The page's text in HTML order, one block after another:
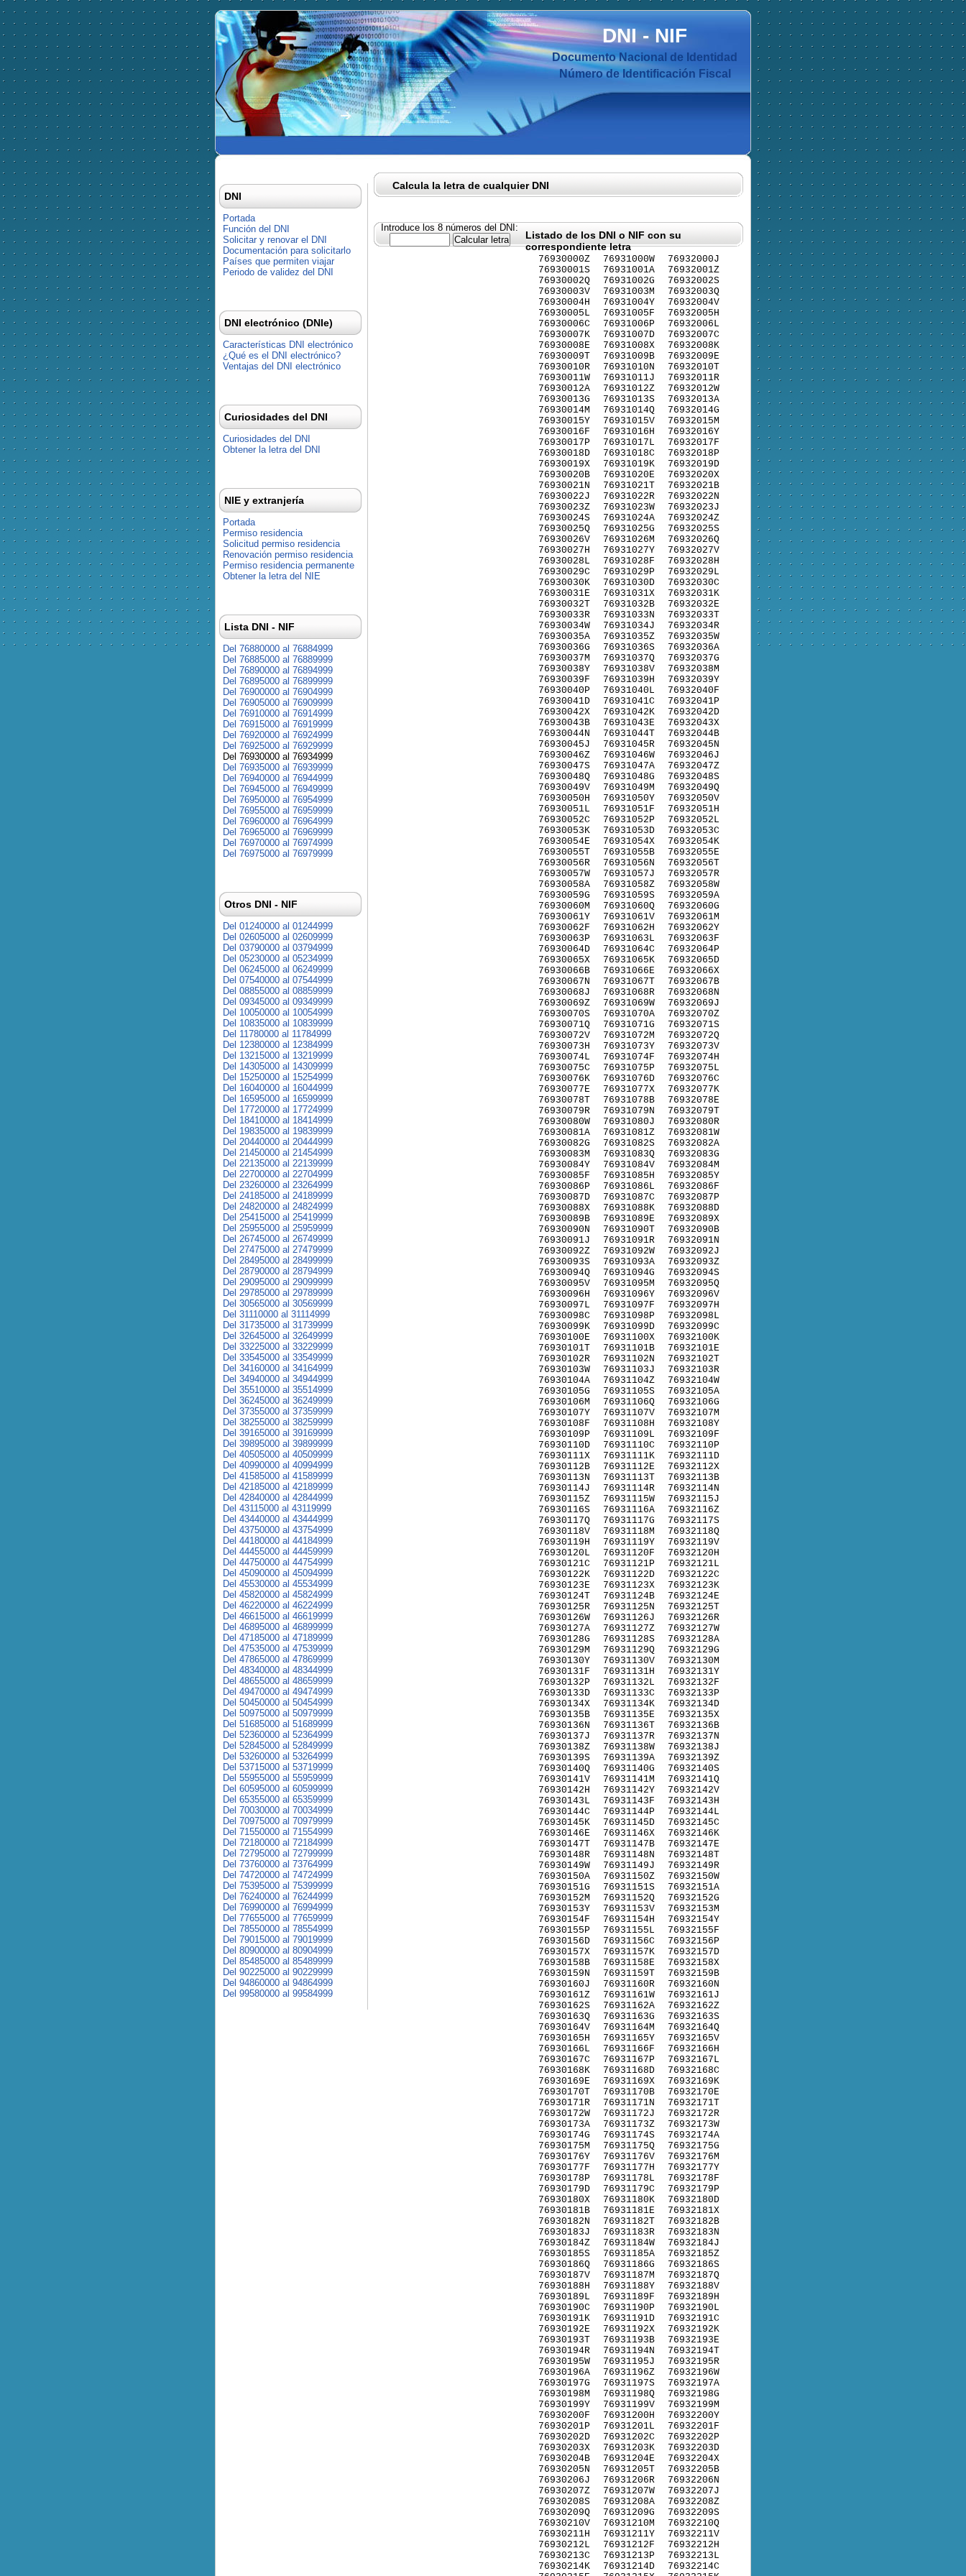
DNI-NIF
Documento Nacional de Identidad
Número de Identificación Fiscal
Calcula la letra de cualquier DNI
Introduce los 8 números del DNI:
Listado de los DNI o NIF con su
correspondiente letra
76930000Z
76930001S
76930002Q
76930003V
76930004H
76930005L
76930006C
76930007K
76930008E
76930009T
76930010R
76930011W
76930012A
76930013G
76930014M
76930015Y
76930016F
76930017P
76930018D
76930019X
76930020B
76930021N
76930022J
76930023Z
76930024S
76930025Q
76930026V
76930027H
76930028L
76930029C
76930030K
76930031E
76930032T
76930033R
76930034W
76930035A
76930036G
76930037M
76930038Y
76930039F
76930040P
76930041D
76930042X
76930043B
76930044N
76930045J
76930046Z
76930047S
76930048Q
76930049V
76930050H
76930051L
76930052C
76930053K
76930054E
76930055T
76930056R
76930057W
76930058A
76930059G
76930060M
76930061Y
76930062F
76930063P
76930064D
76930065X
76930066B
76930067N
76930068J
76930069Z
76930070S
76930071Q
76930072V
76930073H
76930074L
76930075C
76930076K
76930077E
76930078T
76930079R
76930080W
76930081A
76930082G
76930083M
76930084Y
76930085F
76930086P
76930087D
76930088X
76930089B
76930090N
76930091J
76930092Z
76930093S
76930094Q
76930095V
76930096H
76930097L
76930098C
76930099K
76930100E
76930101T
76930102R
76930103W
76930104A
76930105G
76930106M
76930107Y
76930108F
76930109P
76930110D
76930111X
76930112B
76930113N
76930114J
76930115Z
76930116S
76930117Q
76930118V
76930119H
76930120L
76930121C
76930122K
76930123E
76930124T
76930125R
76930126W
76930127A
76930128G
76930129M
76930130Y
76930131F
76930132P
76930133D
76930134X
76930135B
76930136N
76930137J
76930138Z
76930139S
76930140Q
76930141V
76930142H
76930143L
76930144C
76930145K
76930146E
76930147T
76930148R
76930149W
76930150A
76930151G
76930152M
76930153Y
76930154F
76930155P
76930156D
76930157X
76930158B
76930159N
76930160J
76930161Z
76930162S
76930163Q
76930164V
76930165H
76930166L
76930167C
76930168K
76930169E
76930170T
76930171R
76930172W
76930173A
76930174G
76930175M
76930176Y
76930177F
76930178P
76930179D
76930180X
76930181B
76930182N
76930183J
76930184Z
76930185S
76930186Q
76930187V
76930188H
76930189L
76930190C
76930191K
76930192E
76930193T
76930194R
76930195W
76930196A
76930197G
76930198M
76930199Y
76930200F
76930201P
76930202D
76930203X
76930204B
76930205N
76930206J
76930207Z
76930208S
76930209Q
76930210V
76930211H
76930212L
76930213C
76930214K
76931000W
76931001A
76931002G
76931003M
76931004Y
76931005F
76931006P
76931007D
76931008X
76931009B
76931010N
76931011J
76931012Z
76931013S
76931014Q
76931015V
76931016H
76931017L
76931018C
76931019K
76931020E
76931021T
76931022R
76931023W
76931024A
76931025G
76931026M
76931027Y
76931028F
76931029P
76931030D
76931031X
76931032B
76931033N
76931034J
76931035Z
76931036S
76931037Q
76931038V
76931039H
76931040L
76931041C
76931042K
76931043E
76931044T
76931045R
76931046W
76931047A
76931048G
76931049M
76931050Y
76931051F
76931052P
76931053D
76931054X
76931055B
76931056N
76931057J
76931058Z
76931059S
76931060Q
76931061V
76931062H
76931063L
76931064C
76931065K
76931066E
76931067T
76931068R
76931069W
76931070A
76931071G
76931072M
76931073Y
76931074F
76931075P
76931076D
76931077X
76931078B
76931079N
76931080J
76931081Z
76931082S
76931083Q
76931084V
76931085H
76931086L
76931087C
76931088K
76931089E
76931090T
76931091R
76931092W
76931093A
76931094G
76931095M
76931096Y
76931097F
76931098P
76931099D
76931100X
76931101B
76931102N
76931103J
76931104Z
76931105S
76931106Q
76931107V
76931108H
76931109L
76931110C
76931111K
76931112E
76931113T
76931114R
76931115W
76931116A
76931117G
76931118M
76931119Y
76931120F
76931121P
76931122D
76931123X
76931124B
76931125N
76931126J
76931127Z
76931128S
76931129Q
76931130V
76931131H
76931132L
76931133C
76931134K
76931135E
76931136T
76931137R
76931138W
76931139A
76931140G
76931141M
76931142Y
76931143F
76931144P
76931145D
76931146X
76931147B
76931148N
76931149J
76931150Z
76931151S
76931152Q
76931153V
76931154H
76931155L
76931156C
76931157K
76931158E
76931159T
76931160R
76931161W
76931162A
76931163G
76931164M
76931165Y
76931166F
76931167P
76931168D
76931169X
76931170B
76931171N
76931172J
76931173Z
76931174S
76931175Q
76931176V
76931177H
76931178L
76931179C
76931180K
76931181E
76931182T
76931183R
76931184W
76931185A
76931186G
76931187M
76931188Y
76931189F
76931190P
76931191D
76931192X
76931193B
76931194N
76931195J
76931196Z
76931197S
76931198Q
76931199V
76931200H
76931201L
76931202C
76931203K
76931204E
76931205T
76931206R
76931207W
76931208A
76931209G
76931210M
76931211Y
76931212F
76931213P
76931214D
76932000J
76932001Z
76932002S
76932003Q
76932004V
76932005H
76932006L
76932007C
76932008K
76932009E
76932010T
76932011R
76932012W
76932013A
76932014G
76932015M
76932016Y
76932017F
76932018P
76932019D
76932020X
76932021B
76932022N
76932023J
76932024Z
76932025S
76932026Q
76932027V
76932028H
76932029L
76932030C
76932031K
76932032E
76932033T
76932034R
76932035W
76932036A
76932037G
76932038M
76932039Y
76932040F
76932041P
76932042D
76932043X
76932044B
76932045N
76932046J
76932047Z
76932048S
76932049Q
76932050V
76932051H
76932052L
76932053C
76932054K
76932055E
76932056T
76932057R
76932058W
76932059A
76932060G
76932061M
76932062Y
76932063F
76932064P
76932065D
76932066X
76932067B
76932068N
76932069J
76932070Z
76932071S
76932072Q
76932073V
76932074H
76932075L
76932076C
76932077K
76932078E
76932079T
76932080R
76932081W
76932082A
76932083G
76932084M
76932085Y
76932086F
76932087P
76932088D
76932089X
76932090B
76932091N
76932092J
76932093Z
76932094S
76932095Q
76932096V
76932097H
76932098L
76932099C
76932100K
76932101E
76932102T
76932103R
76932104W
76932105A
76932106G
76932107M
76932108Y
76932109F
76932110P
76932111D
76932112X
76932113B
76932114N
76932115J
76932116Z
76932117S
76932118Q
76932119V
76932120H
76932121L
76932122C
76932123K
76932124E
76932125T
76932126R
76932127W
76932128A
76932129G
76932130M
76932131Y
76932132F
76932133P
76932134D
76932135X
76932136B
76932137N
76932138J
76932139Z
76932140S
76932141Q
76932142V
76932143H
76932144L
76932145C
76932146K
76932147E
76932148T
76932149R
76932150W
76932151A
76932152G
76932153M
76932154Y
76932155F
76932156P
76932157D
76932158X
76932159B
76932160N
76932161J
76932162Z
76932163S
76932164Q
76932165V
76932166H
76932167L
76932168C
76932169K
76932170E
76932171T
76932172R
76932173W
76932174A
76932175G
76932176M
76932177Y
76932178F
76932179P
76932180D
76932181X
76932182B
76932183N
76932184J
76932185Z
76932186S
76932187Q
76932188V
76932189H
76932190L
76932191C
76932192K
76932193E
76932194T
76932195R
76932196W
76932197A
76932198G
76932199M
76932200Y
76932201F
76932202P
76932203D
76932204X
76932205B
76932206N
76932207J
76932208Z
76932209S
76932210Q
76932211V
76932212H
76932213L
76932214C
DNI
Portada
Función del DNI
Solicitar y renovar el DNI
Documentación para solicitarlo
Países que permiten viajar
Periodo de validez del DNI
DNI electrónico (DNIe)
Características DNI electrónico
¿Qué es el DNI electrónico?
Ventajas del DNI electrónico
Curiosidades del DNI
Curiosidades del DNI
Obtener la letra del DNI
NIE y extranjería
Portada
Permiso residencia
Solicitud permiso residencia
Renovación permiso residencia
Permiso residencia permanente
Obtener la letra del NIE
Lista DNI - NIF
Del 76880000 al 76884999
Del 76885000 al 76889999
Del 76890000 al 76894999
Del 76895000 al 76899999
Del 76900000 al 76904999
Del 76905000 al 76909999
Del 76910000 al 76914999
Del 76915000 al 76919999
Del 76920000 al 76924999
Del 76925000 al 76929999
Del 76930000 al 76934999
Del 76935000 al 76939999
Del 76940000 al 76944999
Del 76945000 al 76949999
Del 76950000 al 76954999
Del 76955000 al 76959999
Del 76960000 al 76964999
Del 76965000 al 76969999
Del 76970000 al 76974999
Del 76975000 al 76979999
Otros DNI - NIF
Del 01240000 al 01244999
Del 02605000 al 02609999
Del 03790000 al 03794999
Del 05230000 al 05234999
Del 06245000 al 06249999
Del 07540000 al 07544999
Del 08855000 al 08859999
Del 09345000 al 09349999
Del 10050000 al 10054999
Del 10835000 al 10839999
Del 11780000 al 11784999
Del 12380000 al 12384999
Del 13215000 al 13219999
Del 14305000 al 14309999
Del 15250000 al 15254999
Del 16040000 al 16044999
Del 16595000 al 16599999
Del 17720000 al 17724999
Del 18410000 al 18414999
Del 19835000 al 19839999
Del 20440000 al 20444999
Del 21450000 al 21454999
Del 22135000 al 22139999
Del 22700000 al 22704999
Del 23260000 al 23264999
Del 24185000 al 24189999
Del 24820000 al 24824999
Del 25415000 al 25419999
Del 25955000 al 25959999
Del 26745000 al 26749999
Del 27475000 al 27479999
Del 28495000 al 28499999
Del 28790000 al 28794999
Del 29095000 al 29099999
Del 29785000 al 29789999
Del 30565000 al 30569999
Del 31110000 al 31114999
Del 31735000 al 31739999
Del 32645000 al 32649999
Del 33225000 al 33229999
Del 33545000 al 33549999
Del 34160000 al 34164999
Del 34940000 al 34944999
Del 35510000 al 35514999
Del 36245000 al 36249999
Del 37355000 al 37359999
Del 38255000 al 38259999
Del 39165000 al 39169999
Del 39895000 al 39899999
Del 40505000 al 40509999
Del 40990000 al 40994999
Del 41585000 al 41589999
Del 42185000 al 42189999
Del 42840000 al 42844999
Del 43115000 al 43119999
Del 43440000 al 43444999
Del 43750000 al 43754999
Del 44180000 al 44184999
Del 44455000 al 44459999
Del 44750000 al 44754999
Del 45090000 al 45094999
Del 45530000 al 45534999
Del 45820000 al 45824999
Del 46220000 al 46224999
Del 46615000 al 46619999
Del 46895000 al 46899999
Del 47185000 al 47189999
Del 47535000 al 47539999
Del 47865000 al 47869999
Del 48340000 al 48344999
Del 48655000 al 48659999
Del 49470000 al 49474999
Del 50450000 al 50454999
Del 50975000 al 50979999
Del 51685000 al 51689999
Del 52360000 al 52364999
Del 52845000 al 52849999
Del 53260000 al 53264999
Del 53715000 al 53719999
Del 55955000 al 55959999
Del 60595000 al 60599999
Del 65355000 al 65359999
Del 70030000 al 70034999
Del 70975000 al 70979999
Del 71550000 al 71554999
Del 72180000 al 72184999
Del 72795000 al 72799999
Del 73760000 al 73764999
Del 74720000 al 74724999
Del 75395000 al 75399999
Del 76240000 al 76244999
Del 76990000 al 76994999
Del 77655000 al 77659999
Del 78550000 al 78554999
Del 79015000 al 79019999
Del 80900000 al 80904999
Del 85485000 al 85489999
Del 90225000 al 90229999
Del 94860000 al 94864999
Del 99580000 al 99584999